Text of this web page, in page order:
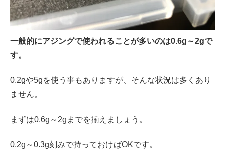
一般的にアジングで使われることが多いのは0.6g～2gで
す。
0.2gや5gを使う事もありますが、そんな状況は多くあり
ません。
まずは0.6g～2gまでを揃えましょう。
0.2g～0.3g刻みで持っておけばOKです。